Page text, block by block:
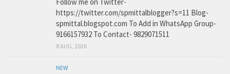
https://twitter.com/spmittalblogger?s=11 Blog-
spmittal.blogspot.com To Add in WhatsApp Group-
9166157932 To Contact- 9829071511
8 AUG, 2026
NEW